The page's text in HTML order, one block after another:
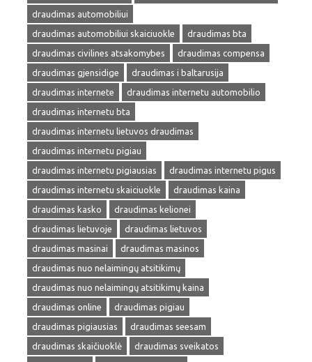
draudimas automobiliui
draudimas automobiliui skaiciuokle
draudimas bta
draudimas civilines atsakomybes
draudimas compensa
draudimas gjensidige
draudimas i baltarusija
draudimas internete
draudimas internetu automobilio
draudimas internetu bta
draudimas internetu lietuvos draudimas
draudimas internetu pigiau
draudimas internetu pigiausias
draudimas internetu pigus
draudimas internetu skaiciuokle
draudimas kaina
draudimas kasko
draudimas kelionei
draudimas lietuvoje
draudimas lietuvos
draudimas masinai
draudimas masinos
draudimas nuo nelaimingų atsitikimų
draudimas nuo nelaimingų atsitikimų kaina
draudimas online
draudimas pigiau
draudimas pigiausias
draudimas seesam
draudimas skaičiuoklė
draudimas sveikatos